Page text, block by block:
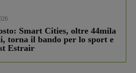
Smart Cities, oltre 44mila
torna il bando per lo sport e
Estrair